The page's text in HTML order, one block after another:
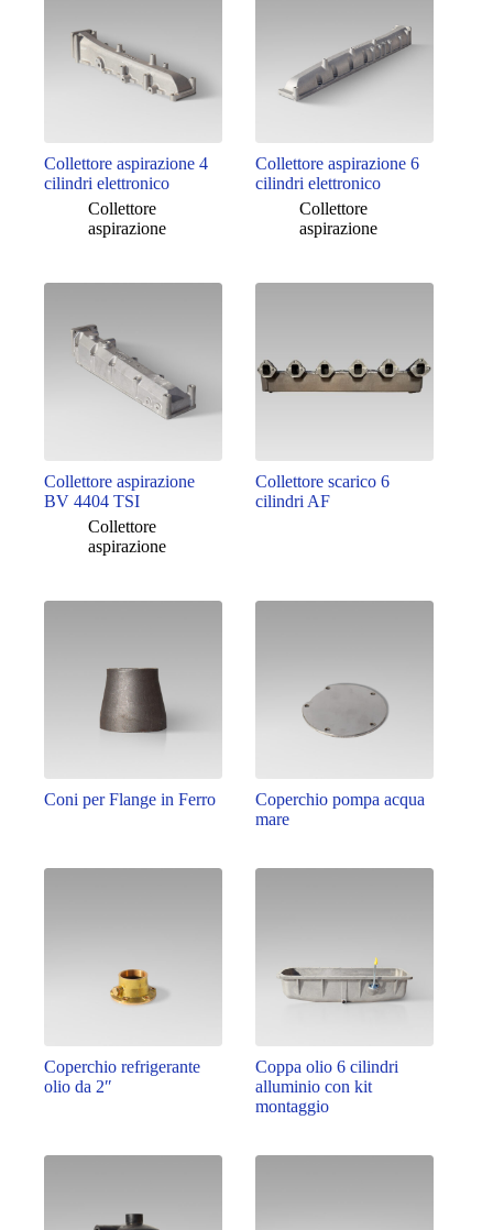
Collettore aspirazione 4
cilindri elettronico
Collettore
aspirazione
Collettore aspirazione 6
cilindri elettronico
Collettore
aspirazione
Collettore aspirazione
BV 4404 TSI
Collettore
aspirazione
Collettore scarico 6
cilindri AF
Coni per Flange in Ferro
Coperchio pompa acqua
mare
Coperchio refrigerante
olio da 2″
Coppa olio 6 cilindri
alluminio con kit
montaggio